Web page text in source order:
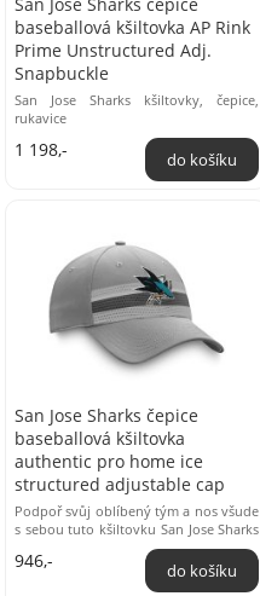
baseballová kšiltovka AP Rink
Prime Unstructured Adj.
Snapbuckle
San Jose Sharks kšiltovky, čepice,
rukavice
1 198,-
San Jose Sharks čepice
baseballová kšiltovka
authentic pro home ice
structured adjustable cap
Podpoř svůj oblíbený tým a nos všude
s sebou tuto kšiltovku San Jose Sharks
Authentic Pro Home Ice Structured
Adjustable ...
946,-